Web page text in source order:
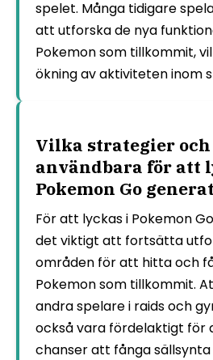
spelet. Många tidigare
att utforska de nya
Pokemon som tillkommit,
ökning av aktiviteten inom
Vilka strategier
användbara för att
Pokemon Go
För att lyckas i Pokemon
det viktigt att fortsätta
områden för att hitta och
Pokemon som tillkommit.
andra spelare i raids och
också vara fördelaktigt för
chanser att fånga